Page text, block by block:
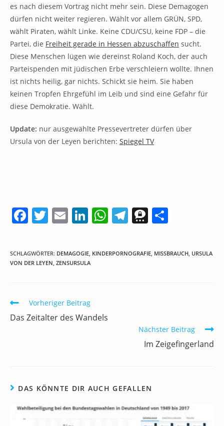
es nach diesem Vortrag nicht mehr sein. Diese Demagogen
dürfen nicht weiter regieren. Wählt vor allem GRÜN, SPD,
wählt Piraten, wählt Linke. Keine CDU/CSU, keine FDP – die
Partei, die Freiheit gerade in Hessen abzuschaffen sucht.
Diese Menschen lügen wie dereinst Roland Koch, der auch
Parteispenden mit jüdischen Erbe verschleiern wollte. Ihnen
ist nichts heilig, gar nichts. Schickt sie heim. Sie haben
keinen Tropfen Ehrgefühl im Leib und sind eine Gefahr für
diese Demokratie. Wählt.
Update: nur ausgewählte Pressevertreter dürfen über
Ursula von der Leyen berichten: Spiegel TV
F
c
e
o
o
k
T
itt
er
E
ai
l
Li
k
e
W
at
T
e
T
re
e
le
SCHLAGWÖRTER: DEMAGOGIE, KINDERPORNOGRAFIE, MISSBRAUCH, URSULA
VON DER LEYEN, ZENSURSULA
Weitere
ansehen
Vorheriger Beitrag
Das Zeitalter des Wandels
Nächster Beitrag
Im Zeigefingerland
DAS KÖNNTE DIR AUCH GEFALLEN